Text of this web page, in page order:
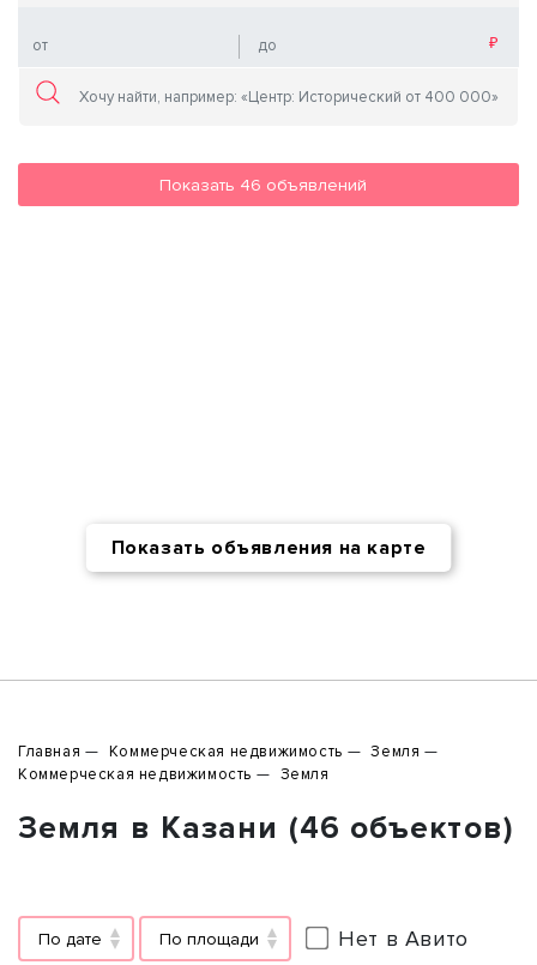
Показать 46 объявлений
Показать объявления на карте
Главная Коммерческая недвижимость
Земля
Коммерческая недвижимость
Земля
Земля в Казани (46 объектов)
По дате По площади Нет в Авито